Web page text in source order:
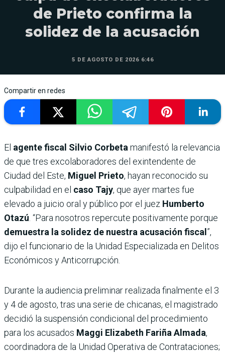
de Prieto confirma la
solidez de la acusación
5 DE AGOSTO DE 2026 6:46
Compartir en redes
El agente fiscal Silvio Corbetamanifestó la relevancia
de que tres excolaboradores del exintendente de
Ciudad del Este, Miguel Prieto, hayan reconocido su
culpabilidad en el caso Tajy, que ayer martes fue
elevado a juicio oral y público por el juez Humberto
Otazú. “Para nosotros repercute positivamente porque
demuestra la solidez de nuestra acusación fiscal ”,
dijo el funcionario de la Unidad Especializada en Delitos
Económicos y Anticorrupción.
Durante la audiencia preliminar realizada finalmente el 3
y 4 de agosto, tras una serie de chicanas, el magistrado
decidió la suspensión condicional del procedimiento
para los acusados Maggi Elizabeth Fariña Almada,
coordinadora de la Unidad Operativa de Contrataciones;